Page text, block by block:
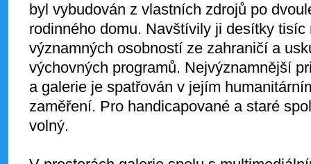
byl vybudován z vlastních zdrojů po
rodinného domu. Navštívily ji desítky
významných osobností ze zahraničí a
výchovných programů. Nejvýznamnější
a galerie je spatřován v jejím
zaměření. Pro handicapované a staré
volný.